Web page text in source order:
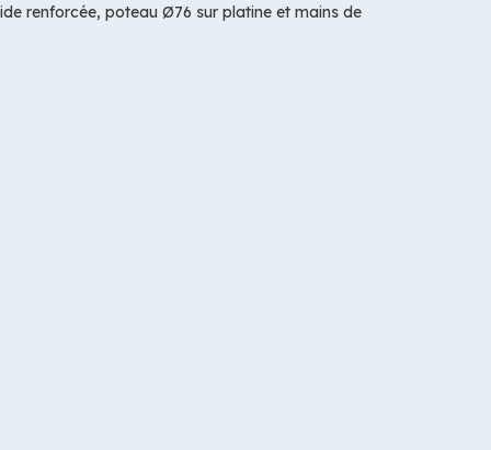
renforcée, poteau Ø76 sur platine et mains de